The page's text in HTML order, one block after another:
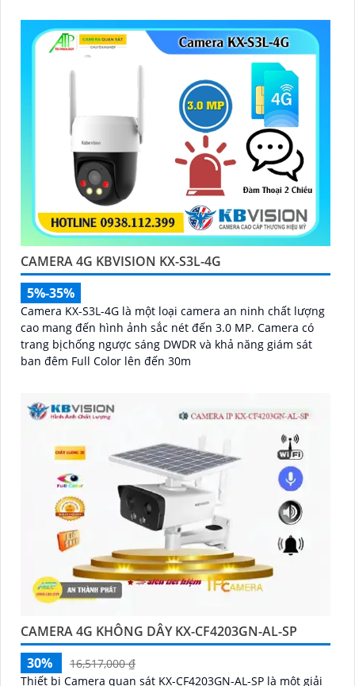
CAMERA 4G KBVISION KX-S3L-4G
5%-35%
Camera KX-S3L-4G là một loại camera an ninh chất lượng
cao mang đến hình ảnh sắc nét đến 3.0 MP. Camera có
trang bịchống ngược sáng DWDR và khả năng giám sát
ban đêm Full Color lên đến 30m
CAMERA 4G KHÔNG DÂY KX-CF4203GN-AL-SP
30%
16,517,000 ₫
Thiết bị Camera quan sát KX-CF4203GN-AL-SP là một giải